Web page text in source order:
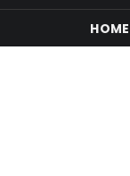
HOME